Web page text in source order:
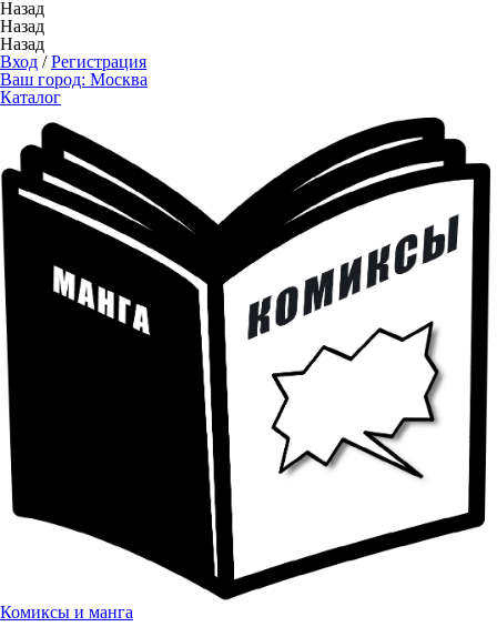
Назад
Назад
Назад
Вход /Регистрация
Ваш город: Москва
Каталог
Комиксы и манга